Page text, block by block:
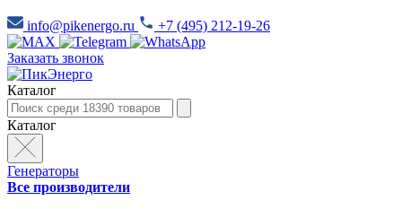
info@pikenergo.ru +7 (495) 212-19-26
Заказать звонок
Каталог
Каталог
Генераторы
Все производители